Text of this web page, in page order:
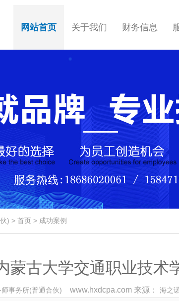
网站首页 关于我们 财务信息
) > 首页 > 成功案例
蒙古大学交通职业技术
事务所(普通合伙) www.hxdcpa.com 来源： 海之